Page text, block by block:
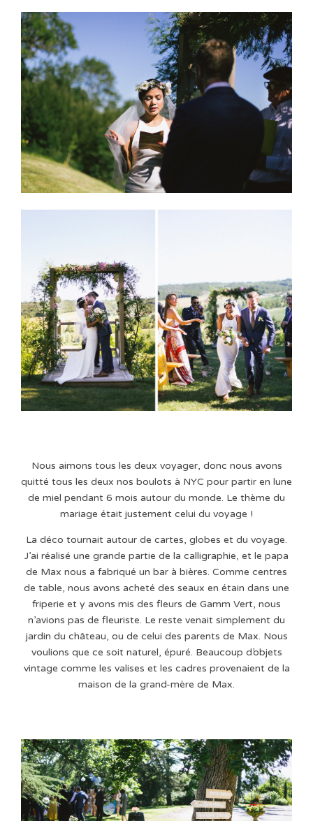
Nous aimons tous les deux voyager, donc nous avons
quitté tous les deux nos boulots à NYC pour partir en lune
de miel pendant 6 mois autour du monde. Le thème du
mariage était justement celui du voyage !
La déco tournait autour de cartes, globes et du voyage.
J’ai réalisé une grande partie de la calligraphie, et le papa
de Max nous a fabriqué un bar à bières. Comme centres
de table, nous avons acheté des seaux en étain dans une
friperie et y avons mis des fleurs de Gamm Vert, nous
n’avions pas de fleuriste. Le reste venait simplement du
jardin du château, ou de celui des parents de Max. Nous
voulions que ce soit naturel, épuré. Beaucoup d’objets
vintage comme les valises et les cadres provenaient de la
maison de la grand-mère de Max.